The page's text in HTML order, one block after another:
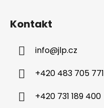
Kontakt
info@jlp.cz
+420 483 705 771
+420 731 189 400